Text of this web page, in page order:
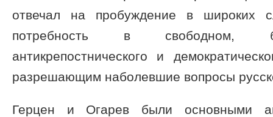
отвечал на пробуждение в широких
потребность в свободном,
антикрепостнического и
разрешающим наболевшие вопросы
Герцен и Огарев были основными